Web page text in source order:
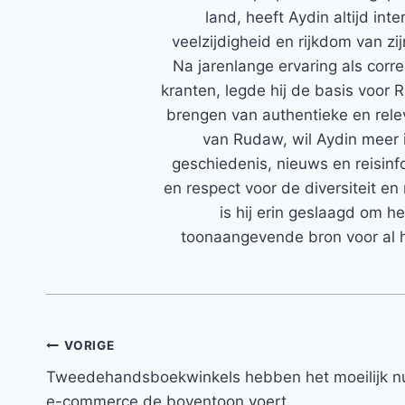
land, heeft Aydin altijd
veelzijdigheid en rijkdom van
Na jarenlange ervaring als
kranten, legde hij de basis voor
brengen van authentieke en
van Rudaw, wil Aydin
geschiedenis, nieuws en
en respect voor de diversiteit
is hij erin geslaagd om
toonaangevende bron voor al
Bericht
navigatie
VORIGE
Tweedehandsboekwinkels hebben het moeilijk
e-commerce de boventoon voert